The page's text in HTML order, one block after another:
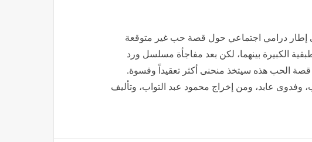
درامي اجتماعي حول قصة حب غير متوقعة
الكبيرة بينهما، لكن بعد مفاجأة مسلسل ورد
قصة الحب هذه سيتخذ منحنى أكثر تعقيداً وقسوة.
وفدوى عابد، ومن إخراج محمود عبد التواب، وتأليف